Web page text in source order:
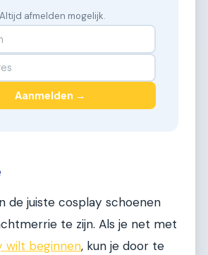
afmelden mogelijk.
Aanmelden →
de juiste cosplay schoenen
te zijn. Als je net met
wilt beginnen, kun je door te